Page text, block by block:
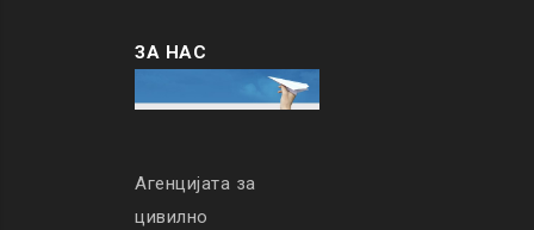
ЗА НАС
Агенцијата за
цивилно